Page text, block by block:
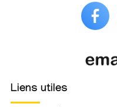
Liens utiles